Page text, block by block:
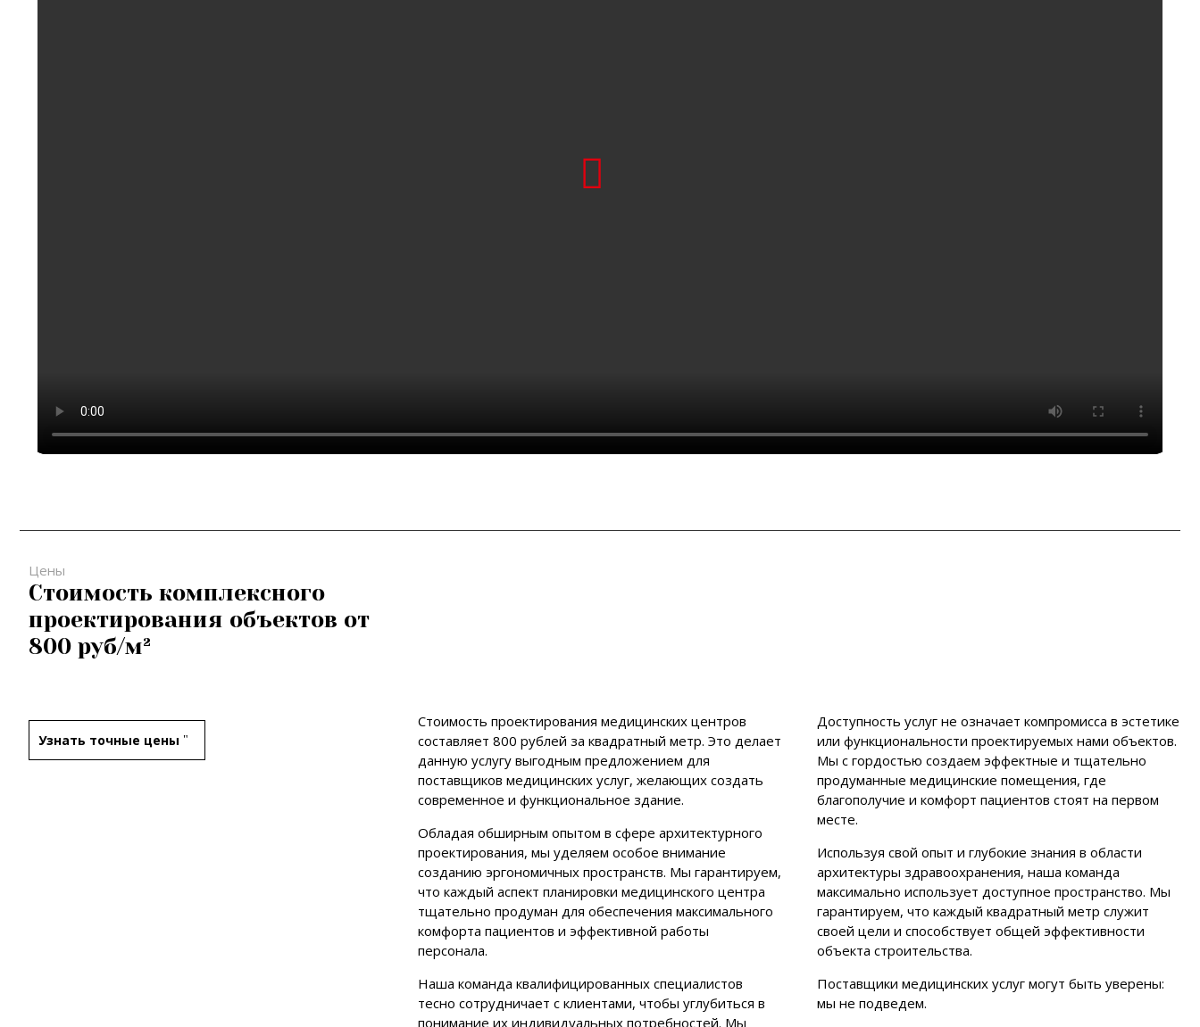
Цены
Стоимость комплексного
проектирования объектов от
800 руб/м²
Узнать точные цены
Стоимость проектирования медицинских центров
составляет 800 рублей за квадратный метр. Это делает
данную услугу выгодным предложением для
поставщиков медицинских услуг, желающих создать
современное и функциональное здание.
Обладая обширным опытом в сфере архитектурного
проектирования, мы уделяем особое внимание
созданию эргономичных пространств. Мы гарантируем,
что каждый аспект планировки медицинского центра
тщательно продуман для обеспечения максимального
комфорта пациентов и эффективной работы
персонала.
Наша команда квалифицированных специалистов
тесно сотрудничает с клиентами, чтобы углубиться в
понимание их индивидуальных потребностей. Мы
Доступность услуг не означает компромисса в эстетике
или функциональности проектируемых нами объектов.
Мы с гордостью создаем эффектные и тщательно
продуманные медицинские помещения, где
благополучие и комфорт пациентов стоят на первом
месте.
Используя свой опыт и глубокие знания в области
архитектуры здравоохранения, наша команда
максимально использует доступное пространство. Мы
гарантируем, что каждый квадратный метр служит
своей цели и способствует общей эффективности
объекта строительства.
Поставщики медицинских услуг могут быть уверены:
мы не подведем.